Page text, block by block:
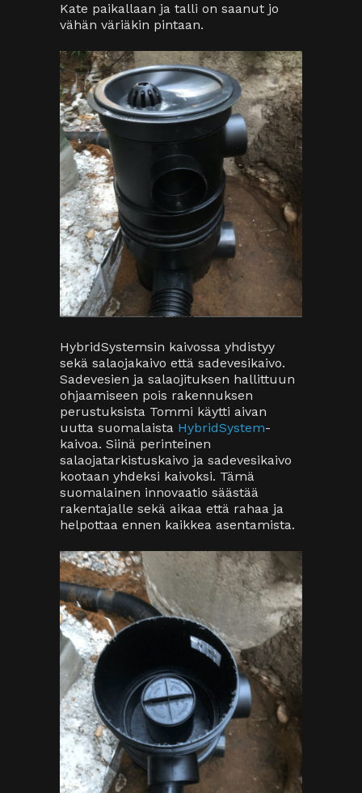
Kate paikallaan ja talli on saanut jo
vähän väriäkin pintaan.
HybridSystemsin kaivossa yhdistyy
sekä salaojakaivo että sadevesikaivo.
Sadevesien ja salaojituksen hallittuun
ohjaamiseen pois rakennuksen
perustuksista Tommi käytti aivan
uutta suomalaista HybridSystem-
kaivoa. Siinä perinteinen
salaojatarkistuskaivo ja sadevesikaivo
kootaan yhdeksi kaivoksi. Tämä
suomalainen innovaatio säästää
rakentajalle sekä aikaa että rahaa ja
helpottaa ennen kaikkea asentamista.